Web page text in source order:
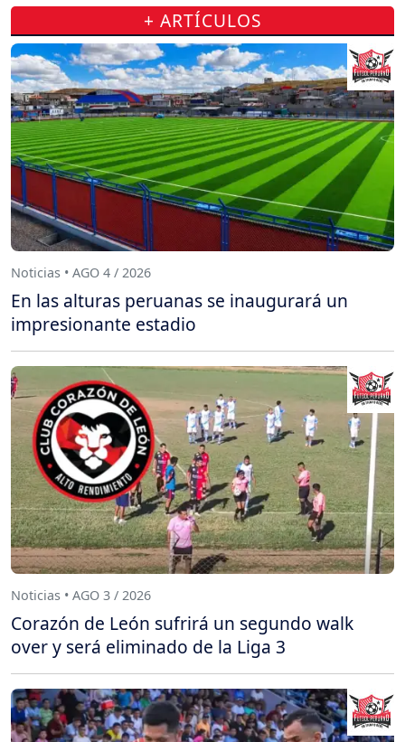
+ ARTÍCULOS
Noticias • AGO 4 / 2026
En las alturas peruanas se inaugurará un
impresionante estadio
Noticias • AGO 3 / 2026
Corazón de León sufrirá un segundo walk
over y será eliminado de la Liga 3